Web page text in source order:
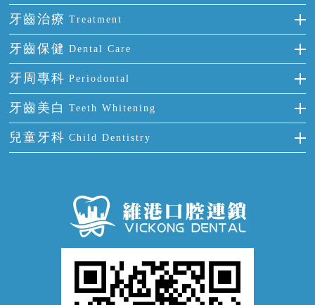
門牙缺失
多顆牙缺失
半口缺失
全口缺失
前牙反頜
牙齒擁擠
牙齒前突
牙齒稀疏
全瓷牙
烤瓷牙
氟斑牙
四環素牙
活動假牙
牙貼面
牙齒治療 Treatment
補牙
智齒
根管治療
拔牙
牙痛
牙齒保健 Dental Care
正確刷牙
全國愛牙日
預防牙病
牙科通識
牙周專科 Periodontal
牙周炎
牙齦出血
牙齦炎
牙齦萎縮
牙齒美白 Teeth Whitening
冷光美白
兒童牙科 Child Dentistry